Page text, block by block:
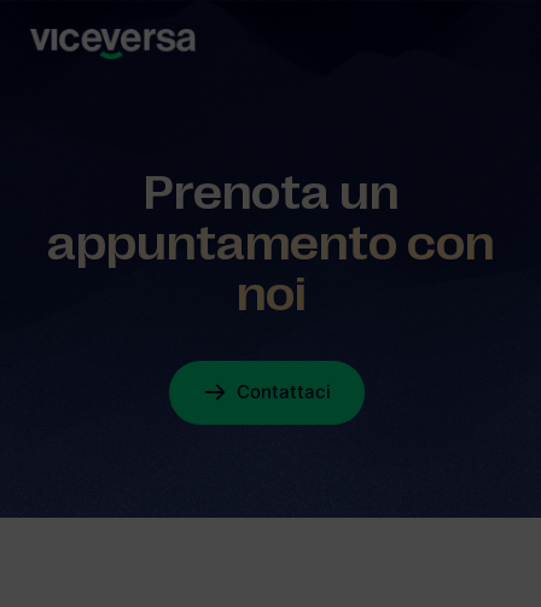
Prenota un
appuntamento con
noi
Contattaci